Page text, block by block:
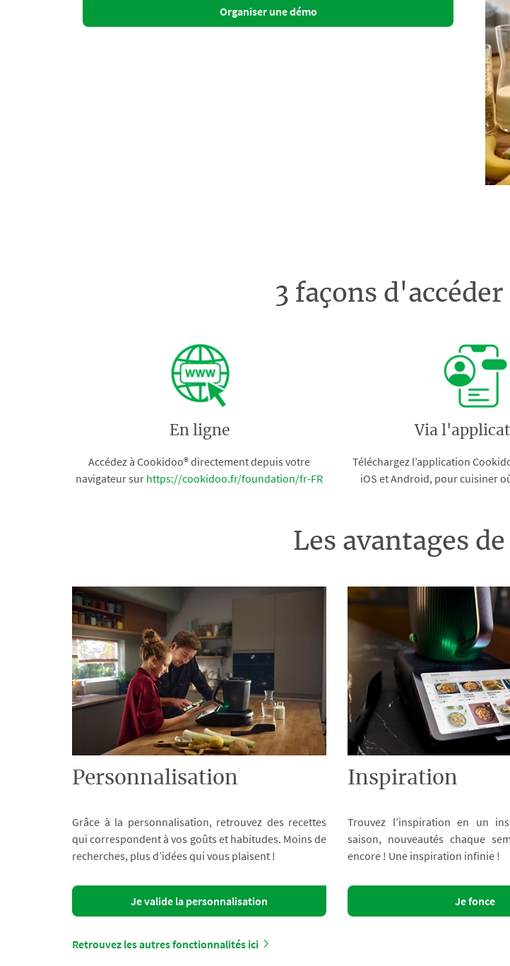
Organiser une démo
3 façons
En ligne
Accédez à Cookidoo® directement depuis votre
navigateur sur https://cookidoo.fr/foundation/fr-FR
Via
Téléchargez l’application
iOS et Android, pour cuisiner
Les avantages
Personnalisation
Grâce à la personnalisation, retrouvez des recettes
qui correspondent à vos goûts et habitudes. Moins de
recherches, plus d’idées qui vous plaisent !
Je valide la personnalisation
Inspiration
Trouvez l’inspiration en un
saison, nouveautés chaque
encore ! Une inspiration infinie !
Je fonce
Retrouvez les autres fonctionnalités ici